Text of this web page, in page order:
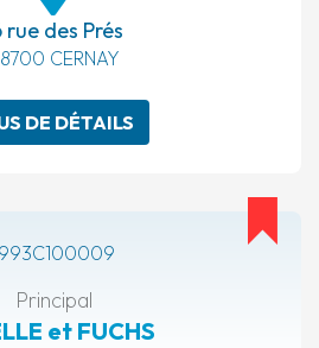
rue des Prés
CERNAY
DE DÉTAILS
Principal
et FUCHS